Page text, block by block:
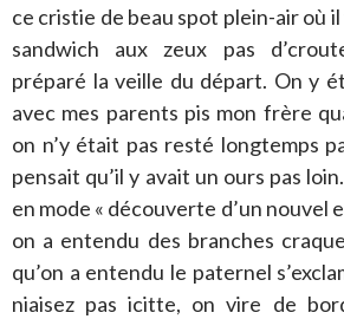
ce cristie de beau spot plein-air où
sandwich aux zeux pas
préparé la veille du départ. On y
avec mes parents pis mon frère
on n’y était pas resté longtemps
pensait qu’il y avait un ours pas
en mode « découverte d’un nouvel
on a entendu des branches
qu’on a entendu le paternel
niaisez pas icitte, on vire de